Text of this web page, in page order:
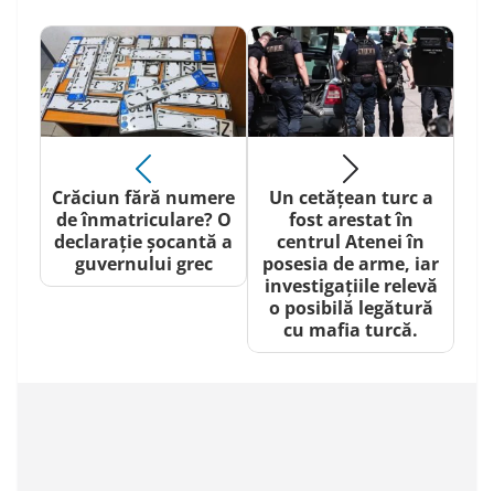
Crăciun fără numere
de înmatriculare? O
declarație șocantă a
guvernului grec
Un cetățean turc a
fost arestat în
centrul Atenei în
posesia de arme, iar
investigațiile relevă
o posibilă legătură
cu mafia turcă.